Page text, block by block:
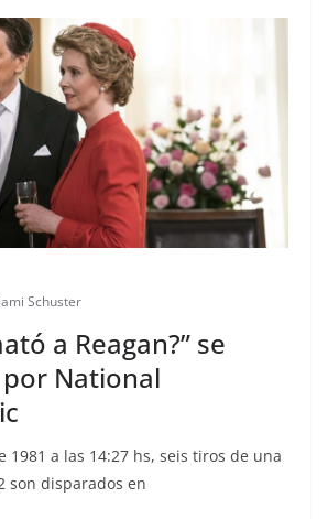
Schuster
a Reagan?” se
National
1981 a las 14:27 hs, seis tiros de una
son disparados en